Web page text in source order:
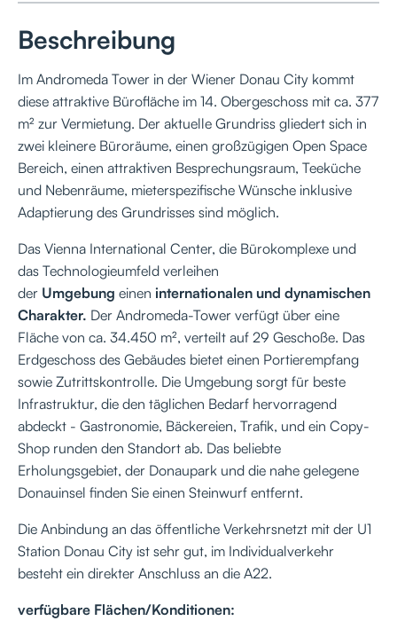
Beschreibung
Im Andromeda Tower in der Wiener Donau City kommt
diese attraktive Bürofläche im 14. Obergeschoss mit ca. 377
m² zur Vermietung. Der aktuelle Grundriss gliedert sich in
zwei kleinere Büroräume, einen großzügigen Open Space
Bereich, einen attraktiven Besprechungsraum, Teeküche
und Nebenräume, mieterspezifische Wünsche inklusive
Adaptierung des Grundrisses sind möglich.
Das Vienna International Center, die Bürokomplexe und
das Technologieumfeld verleihen
der Umgebung einen internationalen und dynamischen
Charakter. Der Andromeda-Tower verfügt über eine
Fläche von ca. 34.450 m², verteilt auf 29 Geschoße. Das
Erdgeschoss des Gebäudes bietet einen Portierempfang
sowie Zutrittskontrolle. Die Umgebung sorgt für beste
Infrastruktur, die den täglichen Bedarf hervorragend
abdeckt - Gastronomie, Bäckereien, Trafik, und ein Copy-
Shop runden den Standort ab. Das beliebte
Erholungsgebiet, der Donaupark und die nahe gelegene
Donauinsel finden Sie einen Steinwurf entfernt.
Die Anbindung an das öffentliche Verkehrsnetzt mit der U1
Station Donau City ist sehr gut, im Individualverkehr
besteht ein direkter Anschluss an die A22.
verfügbare Flächen/Konditionen: